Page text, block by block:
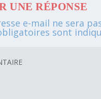
UNE RÉPONSE
e-mail ne sera
sont